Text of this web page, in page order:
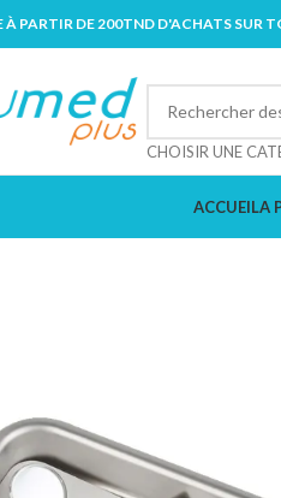
PARTIR DE 200TND D'ACHATS SUR
CHOISIR UNE
ACCUEILA